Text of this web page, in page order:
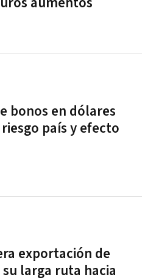
bonos en dólares
país y efecto
exportación de
larga ruta hacia